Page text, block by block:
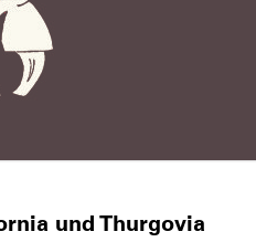
und Thurgovia